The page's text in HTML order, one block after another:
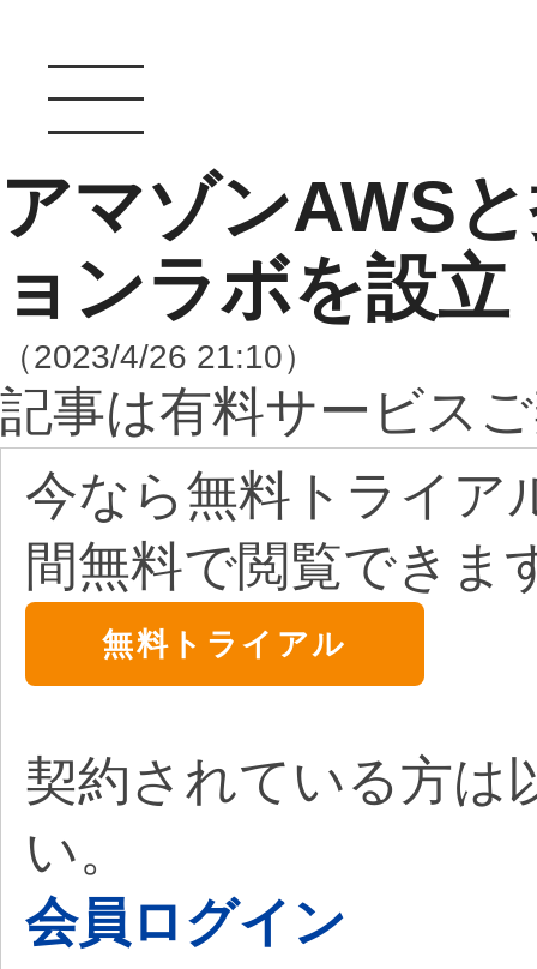
アマゾンAWS
ョンラボを設
（2023/4/26 21:10）
記事は有料サービス
今なら無料トライア
間無料で閲覧できま
無料トライアル
契約されている方は
い。
会員ログイン